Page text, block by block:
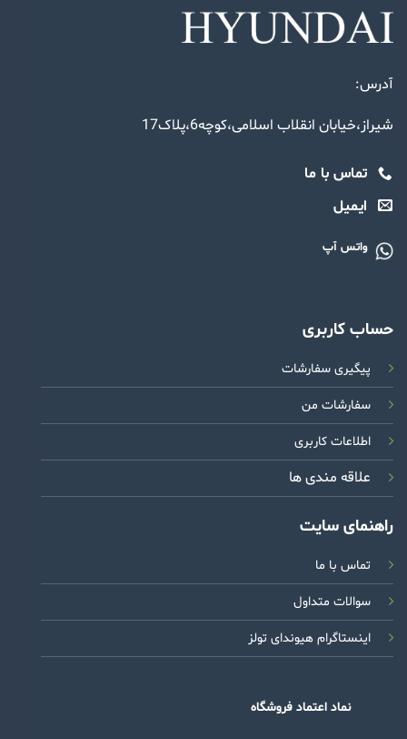
آدرس:
شیراز،خیابان انقلاب اسلامی،کوچه6،پلاک17
تماس با ما
ایمیل
واتس آپ
حساب کاربری
پیگیری سفارشات
سفارشات من
اطلاعات کاربری
علاقه مندی ها
راهنمای سایت
تماس با ما
سوالات متداول
اینستاگرام هیوندای تولز
نماد اعتماد فروشگاه